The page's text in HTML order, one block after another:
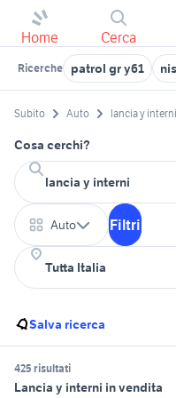
Home Cerca
Ricerche patrol gr y61
Subito Auto lancia y interni
Cosa cerchi?
Auto Filtri
Salva ricerca
425 risultati
Lancia y interni in vendita